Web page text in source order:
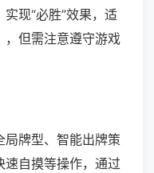
现“必胜”效果，适
，但需注意遵守游戏
牌型、智能出牌策
速自摸等操作，通过